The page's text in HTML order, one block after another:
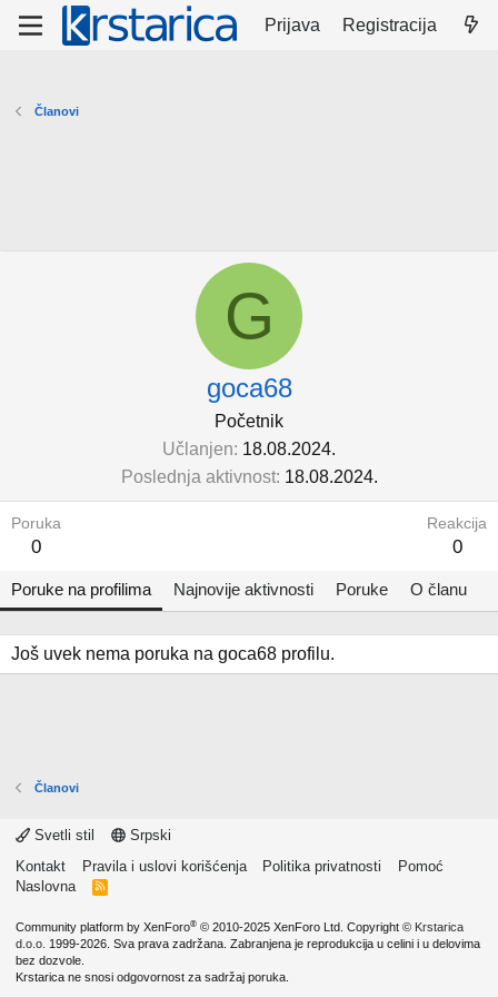
Prijava Registracija
Članovi
G
goca68
Početnik
Učlanjen 18.08.2024.
Poslednja aktivnost 18.08.2024.
Poruka
0
Reakcija
0
Poruke na profilima Najnovije aktivnosti Poruke O članu
Još uvek nema poruka na goca68 profilu.
Članovi
Svetli stil
Srpski
Kontakt
Pravila i uslovi korišćenja Politika privatnosti
Pomoć
Naslovna
R
Community platform by XenForo® © 2010-2025 XenForo Ltd. Copyright © Krstarica
d.o.o. 1999-2026. Sva prava zadržana. Zabranjena je reprodukcija u celini i u delovima
bez dozvole.
Krstarica ne snosi odgovornost za sadržaj poruka.